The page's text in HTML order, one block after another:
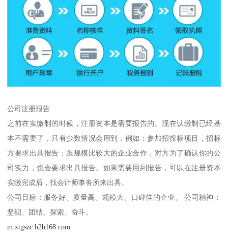
公司注册报告
之前在实缴制的时候，注册资本是需要报告的。现在认缴制已经基
本不需要了，只有少数情况会用到，例如：参加招投标项目，招标
方要求出具报告；跟规模比较大的企业合作，对方为了确认你的公
司实力，也会要求出具报告。如果需要用到报告，可以在注册资本
实缴完成后，找会计师事务所来出具。
公司目标：服务好、质量高、规模大、口碑佳的企业。 公司精神：
坚韧、团结、探索、奋斗。
m.xtgszc.b2b168.com